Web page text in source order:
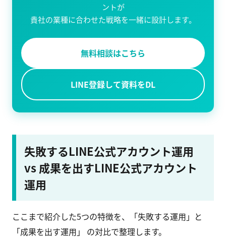
ントが
貴社の業種に合わせた戦略を一緒に設計します。
無料相談はこちら
LINE登録して資料をDL
失敗するLINE公式アカウント運用
vs 成果を出すLINE公式アカウント
運用
ここまで紹介した5つの特徴を、「失敗する運用」と
「成果を出す運用」 の対比で整理します。